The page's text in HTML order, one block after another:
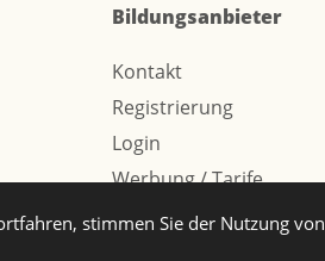
stimmen Sie der Nutzung von
Bildungsanbieter
Kontakt
Registrierung
Login
Werbung / Tarife